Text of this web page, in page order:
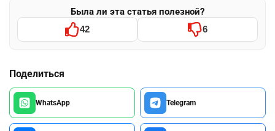
Была ли эта статья полезной?
42 6
Поделиться
WhatsApp Telegram